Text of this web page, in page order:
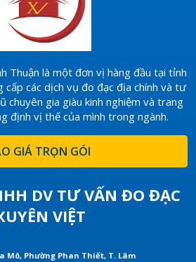
Thuận là một đơn vị hàng đầu tại tỉnh
cấp các dịch vụ đo đạc địa chính và tư
chuyên gia giàu kinh nghiệm và trang
định vị thế của mình trong ngành.
GIÁ TRỌN GÓI
DV TƯ VẤN ĐO ĐẠC
VIỆT
Mô, Phường Phan Thiết, T. Lâm